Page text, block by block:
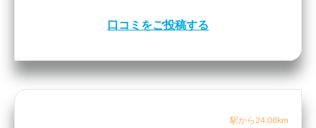
口コミをご投稿する
駅から24.08km